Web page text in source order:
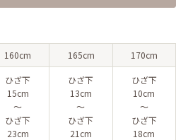
160cm 165cm 170cm
ひざ下
15cm
〜
ひざ下
23cm
ひざ下
13cm
〜
ひざ下
21cm
ひざ下
10cm
〜
ひざ下
18cm